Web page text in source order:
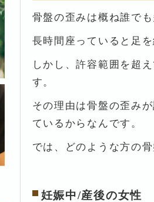
骨盤の歪みは概ね誰でも
長時間座っていると足
しかし、許容範囲を超
す。
その理由は骨盤の歪み
ているからなんです。
では、どのような方の
妊娠中/産後の女性